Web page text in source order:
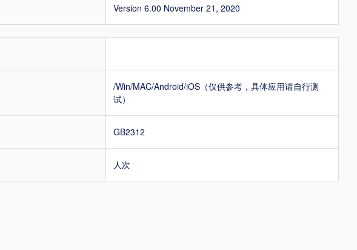
Version 6.00 November 21, 2020
/Win/MAC/Android/iOS（仅供参考，具体应用请自行测
试）
GB2312
人次